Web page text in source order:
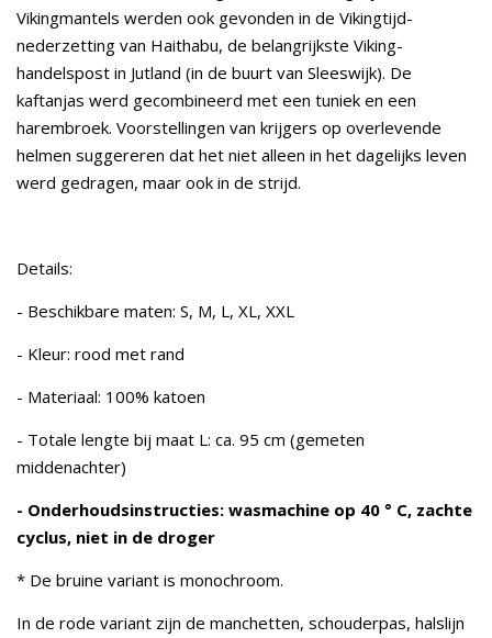
Vikingmantels werden ook gevonden in de Vikingtijd-
nederzetting van Haithabu, de belangrijkste Viking-
handelspost in Jutland (in de buurt van Sleeswijk). De
kaftanjas werd gecombineerd met een tuniek en een
harembroek. Voorstellingen van krijgers op overlevende
helmen suggereren dat het niet alleen in het dagelijks leven
werd gedragen, maar ook in de strijd.
Details:
- Beschikbare maten: S, M, L, XL, XXL
- Kleur: rood met rand
- Materiaal: 100% katoen
- Totale lengte bij maat L: ca. 95 cm (gemeten
middenachter)
- Onderhoudsinstructies: wasmachine op 40 ° C, zachte
cyclus, niet in de droger
* De bruine variant is monochroom.
In de rode variant zijn de manchetten, schouderpas, halslijn